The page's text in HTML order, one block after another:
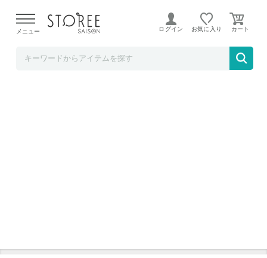
よる配送遅延が発生しております。
メニュー ログイン お気に入り
先人訓 25％ 720ml